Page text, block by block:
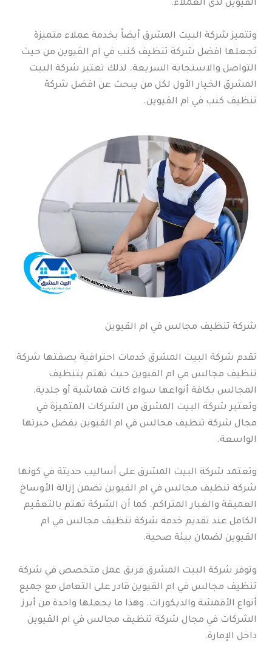
القيوين لدى العملاء.
وتتميز شركة البيت المشرق أيضاً بخدمة عملاء متميزة
تجعلها افضل شركة تنظيف كنب في ام القيوين من حيث
التواصل والاستجابة السريعة. لذلك تعتبر شركة البيت
المشرق الخيار الأول لكل من يبحث عن افضل شركة
تنظيف كنب في ام القيوين.
شركة تنظيف مجالس في ام القيوين
تقدم شركة البيت المشرق خدمات احترافية بصفتها شركة
تنظيف مجالس في ام القيوين حيث تهتم بتنظيف
المجالس بكافة أنواعها سواء كانت قماشية أو جلدية.
وتعتبر شركة البيت المشرق من الشركات المتميزة في
مجال شركة تنظيف مجالس في ام القيوين بفضل خبرتها
الواسعة.
وتعتمد شركة البيت المشرق على أساليب حديثة في كونها
شركة تنظيف مجالس في ام القيوين تضمن إزالة الأوساخ
العميقة والغبار المتراكم. كما أن الشركة تهتم بالتعقيم
الكامل عند تقديم خدمة شركة تنظيف مجالس في ام
القيوين لضمان بيئة صحية.
وتوفر شركة البيت المشرق فريق عمل متخصص في شركة
تنظيف مجالس في ام القيوين قادر على التعامل مع جميع
أنواع الأقمشة والديكورات. وهذا ما يجعلها واحدة من أبرز
الشركات في مجال شركة تنظيف مجالس في ام القيوين
داخل الإمارة.